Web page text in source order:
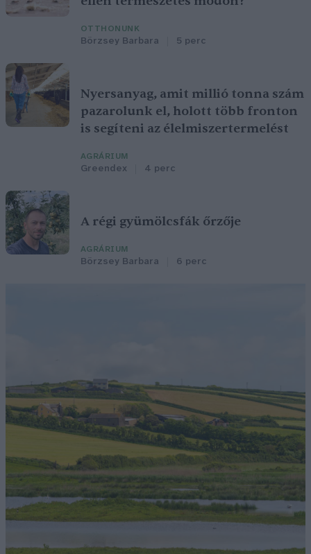
OTTHONUNK
Börzsey Barbara 5 perc
Nyersanyag, amit millió tonna szám
pazarolunk el, holott több fronton
is segíteni az élelmiszertermelést
AGRÁRIUM
Greendex 4 perc
A régi gyümölcsfák őrzője
AGRÁRIUM
Börzsey Barbara 6 perc